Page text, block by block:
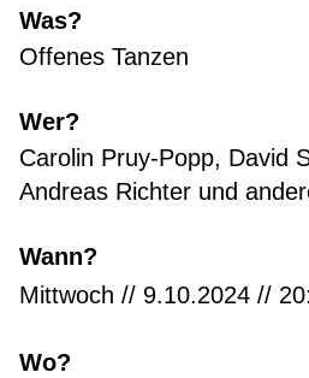
Was?
Offenes Tanzen
Wer?
Carolin Pruy-Popp, David
Andreas Richter und
Wann?
Mittwoch // 9.10.2024 //
Wo?